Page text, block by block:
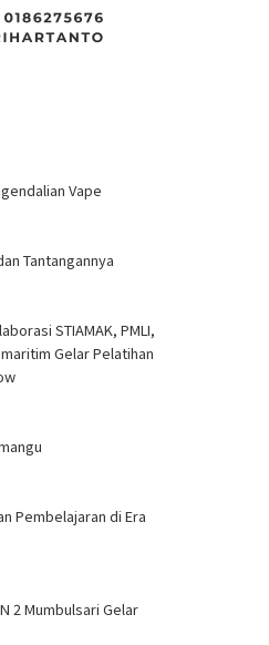
Vape
Tantangannya
STIAMAK, PMLI,
Gelar Pelatihan
Pembelajaran di Era
2 Mumbulsari Gelar